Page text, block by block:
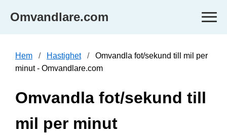
Omvandlare.com
Hem Hastighet
Omvandla fot/sekund till mil per
minut - Omvandlare.com
Omvandla fot/sekund till
mil per minut